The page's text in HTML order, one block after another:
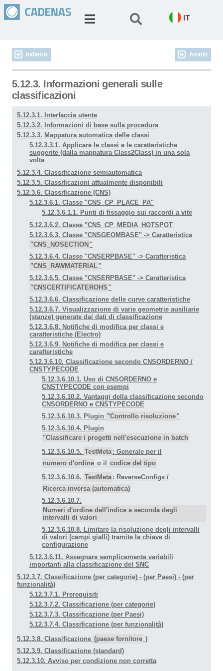
IT
Indietro Avanti
5.12.3. Informazioni generali sulle
classificazioni
5.12.3.1. Interfaccia utente
5.12.3.2. Informazioni di base sulla procedura
5.12.3.3. Mappatura automatica delle classi
5.12.3.3.1. Applicare le classi e le caratteristiche
suggerite (dalla mappatura Class2Class) in una sola
volta
5.12.3.4. Classificazione semiautomatica
5.12.3.5. Classificazioni attualmente disponibili
5.12.3.6. Classificazione (CNS)
5.12.3.6.1. Classe "CNS_CP_PLACE_PA"
5.12.3.6.1.1. Punti di fissaggio sui raccordi a vite
5.12.3.6.2. Classe "CNS_CP_MEDIA_HOTSPOT
5.12.3.6.3. Classe "CNSGEOMBASE" -> Caratteristica
"CNS_NOSECTION "
5.12.3.6.4. Classe "CNSERPBASE" -> Caratteristica
"CNS_RAWMATERIAL "
5.12.3.6.5. Classe "CNSERPBASE" -> Caratteristica
"CNSCERTIFICATEROHS "
5.12.3.6.6. Classificazione delle curve caratteristiche
5.12.3.6.7. Visualizzazione di varie geometrie ausiliarie
(stanze) generate dai dati di classificazione
5.12.3.6.8. Notifiche di modifica per classi e
caratteristiche (Electro)
5.12.3.6.9. Notifiche di modifica per classi e
caratteristiche
5.12.3.6.10. Classificazione secondo CNSORDERNO /
CNSTYPECODE
5.12.3.6.10.1. Uso di CNSORDERNO e
CNSTYPECODE con esempi
5.12.3.6.10.2. Vantaggi della classificazione secondo
CNSORDERNO e CNSTYPECODE
5.12.3.6.10.3. Plugin "Controllo risoluzione "
5.12.3.6.10.4. Plugin
"Classificare i progetti nell'esecuzione in batch
5.12.3.6.10.5. TestMeta : Generale per il
numero d'ordine o il
codice del tipo
5.12.3.6.10.6. TestMeta : ReverseConfigs /
Ricerca inversa (automatica)
5.12.3.6.10.7.
Numeri d'ordine dell'indice a seconda degli
intervalli di valori
5.12.3.6.10.8. Limitare la risoluzione degli intervalli
di valori (campi gialli) tramite la chiave di
configurazione
5.12.3.6.11. Assegnare semplicemente variabili
importanti alla classificazione del SNC
5.12.3.7. Classificazione (per categorie) - (per Paesi) - (per
funzionalità)
5.12.3.7.1. Prerequisiti
5.12.3.7.2. Classificazione (per categorie)
5.12.3.7.3. Classificazione (per Paesi)
5.12.3.7.4. Classificazione (per funzionalità)
5.12.3.8. Classificazione (paese fornitore )
5.12.3.9. Classificazione (standard)
5.12.3.10. Avviso per condizione non corretta